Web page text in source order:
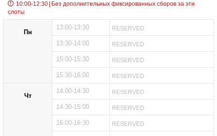
10:00-12:30
Без дополнительных фиксированных сборов за эти
слоты
Пн
13:00-13:30 RESERVED
13:30-14:00 RESERVED
15:00-15:30 RESERVED
15:30-16:00 RESERVED
Чт
14:00-14:30 RESERVED
14:30-15:00 RESERVED
16:00-16:30 RESERVED